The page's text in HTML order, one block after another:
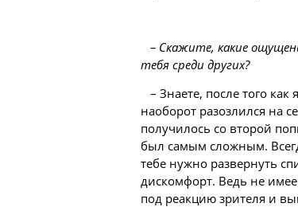
– Скажите, какие
тебя среди других?
– Знаете, после того
наоборот разозлился на
получилось со второй
был самым сложным.
тебе нужно развернуть
дискомфорт. Ведь не
под реакцию зрителя и